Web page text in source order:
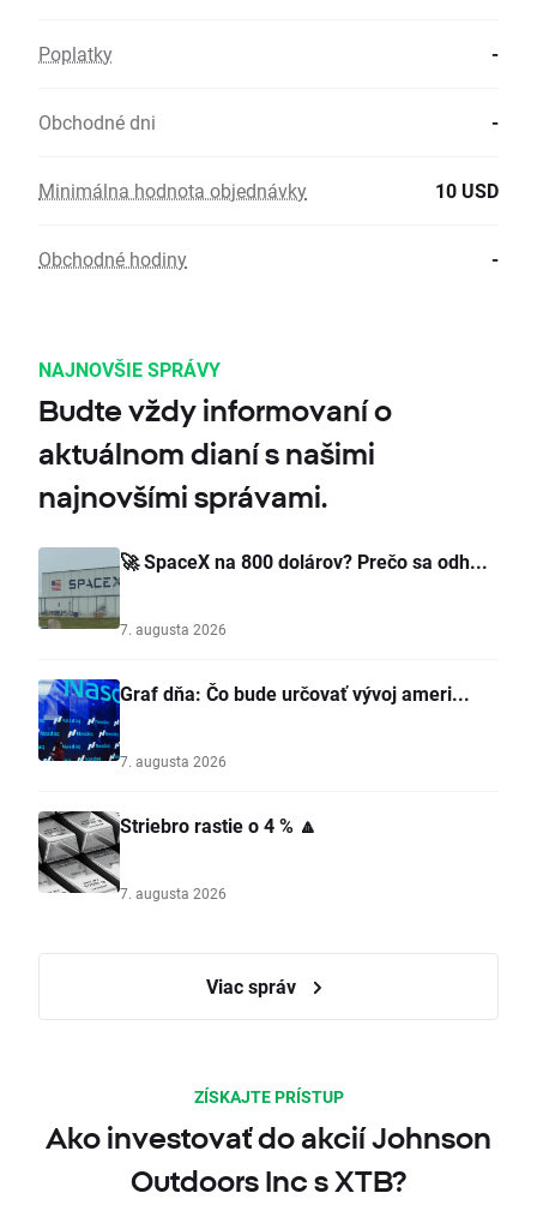
Poplatky -
Obchodné dni -
Minimálna hodnota objednávky 10 USD
Obchodné hodiny -
NAJNOVŠIE SPRÁVY
Budte vždy informovaní o
aktuálnom dianí s našimi
najnovšími správami.
🚀 SpaceX na 800 dolárov? Prečo sa odh...
7. augusta 2026
Graf dňa: Čo bude určovať vývoj ameri...
7. augusta 2026
Striebro rastie o 4 % 🔼
7. augusta 2026
Viac správ
ZÍSKAJTE PRÍSTUP
Ako investovať do akcií Johnson
Outdoors Inc s XTB?